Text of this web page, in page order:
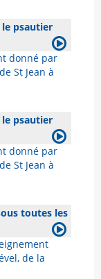
le psautier
donné par
St Jean à
le psautier
donné par
St Jean à
toutes les
de la